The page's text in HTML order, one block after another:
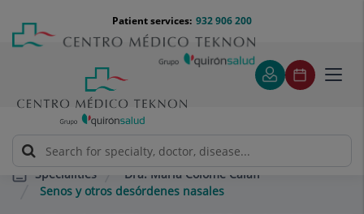
content
Menú
teléfono
cabecera
932 906 200
Patient services:
Specialities
Dra. María Colomé Calafí
Senos y otros desórdenes nasales